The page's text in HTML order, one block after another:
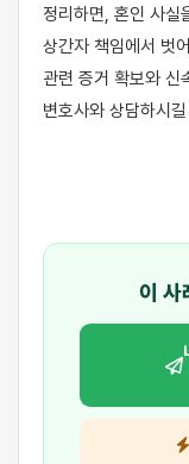
정리하면, 혼인 사실
상간자 책임에서 벗
관련 증거 확보와 신
변호사와 상담하시
이 사